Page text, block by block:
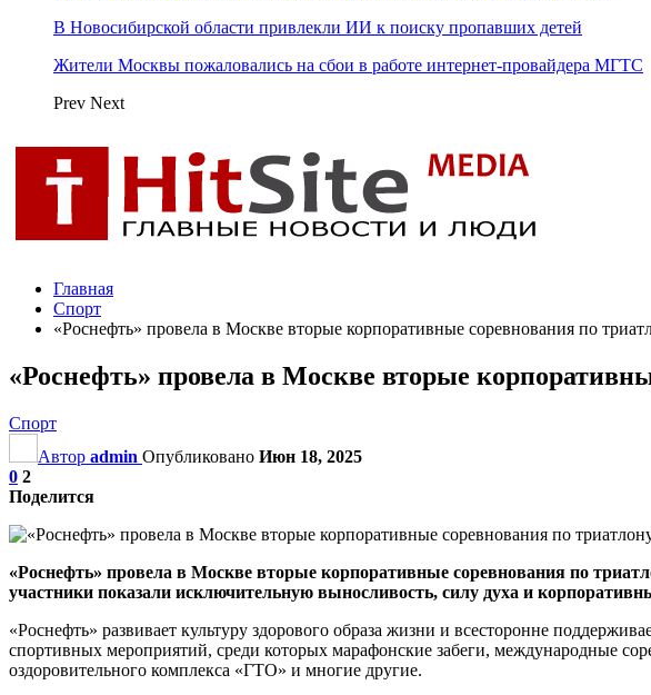
В Новосибирской области привлекли ИИ к поиску пропавших детей
Жители Москвы пожаловались на сбои в работе интернет-провайдера МГТС
Prev Next
Главная
Спорт
«Роснефть» провела в Москве вторые корпоративные соревнования по
«Роснефть» провела в Москве вторые
Спорт
Автор admin Опубликовано Июн 18, 2025
0 2
Поделится
«Роснефть» провела в Москве вторые корпоративные соревнования по
участники показали исключительную выносливость, силу духа и
«Роснефть» развивает культуру здорового образа жизни и всесторонне
спортивных мероприятий, среди которых марафонские забеги, международные
оздоровительного комплекса «ГТО» и многие другие.